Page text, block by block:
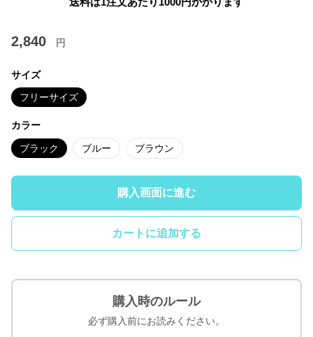
2,840 円
サイズ
フリーサイズ
カラー
ブラック ブルー ブラウン
購入画面に進む
カートに追加する
購入時のルール
必ず購入前にお読みください。